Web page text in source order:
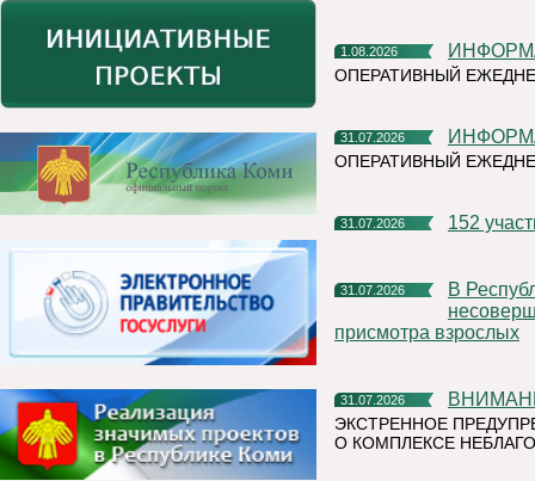
1.08.2026
ОПЕРАТИВНЫЙ
31.07.2026
ОПЕРАТИВНЫЙ
31.07.2026 152
31.07.2026
В Республике Коми участились случаи нахождения и купания
присмотра взрослых
31.07.2026
ЭКСТРЕННОЕ
О КОМПЛЕКСЕ